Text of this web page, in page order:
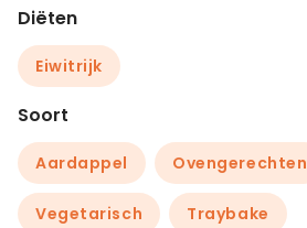
Diëten
Eiwitrijk
Soort
Aardappel Ovengerechten
Vegetarisch Traybake